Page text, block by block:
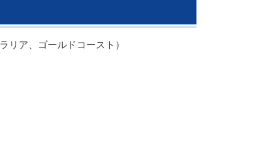
リア、ゴールドコースト）